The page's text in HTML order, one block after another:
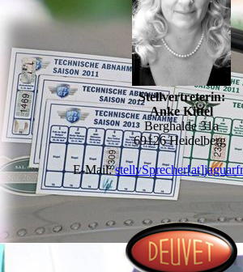
Stellvertreterin:
Anke Kittel
Berghalde 31a
69126 Heidelberg
E-Mail: